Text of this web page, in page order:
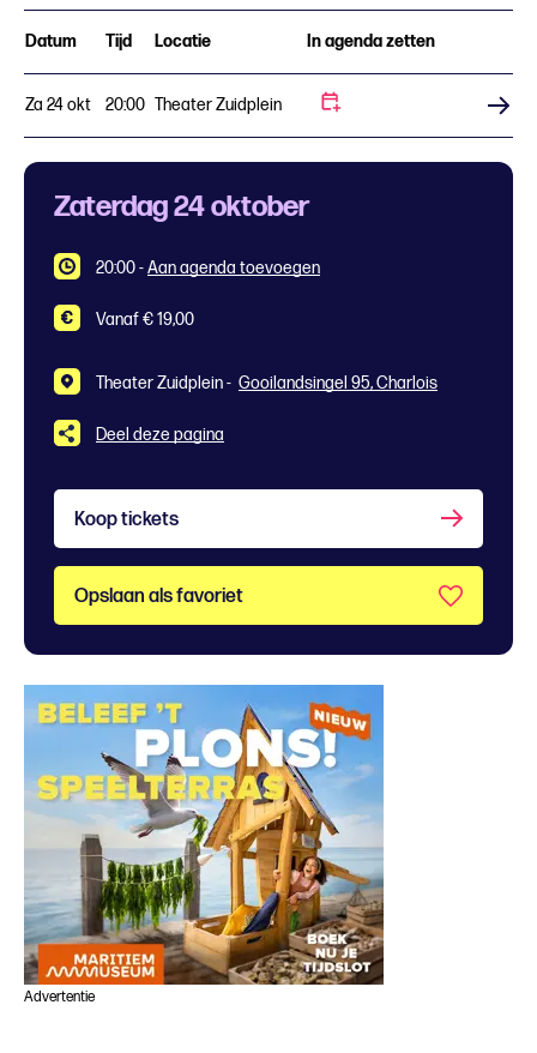
Datum Tijd Locatie In agenda zetten
Za 24 okt 20:00 Theater Zuidplein
Zaterdag 24 oktober
20:00-Aan agenda toevoegen
Vanaf € 19,00
Theater Zuidplein - Gooilandsingel 95, Charlois
Deel deze pagina
Koop tickets
Opslaan als favoriet
Advertentie